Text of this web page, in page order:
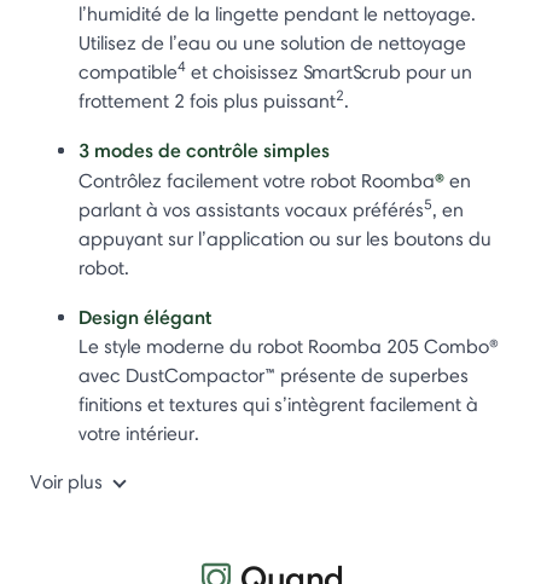
l’humidité de la lingette pendant le nettoyage.
Utilisez de l’eau ou une solution de nettoyage
compatible4 et choisissez SmartScrub pour un
frottement 2 fois plus puissant2.
3 modes de contrôle simples
Contrôlez facilement votre robot Roomba® en
parlant à vos assistants vocaux préférés5, en
appuyant sur l’application ou sur les boutons du
robot.
Design élégant
Le style moderne du robot Roomba 205 Combo®
avec DustCompactor™ présente de superbes
finitions et textures qui s’intègrent facilement à
votre intérieur.
Voir plus